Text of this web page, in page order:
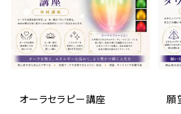
オーラセラピー講座
願